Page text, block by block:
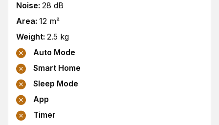
Noise: 28 dB
Area: 12 m²
Weight: 2.5 kg
Auto Mode
Smart Home
Sleep Mode
App
Timer